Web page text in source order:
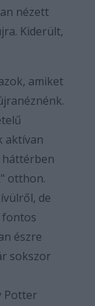
nézett
Kiderült,
amiket
aktívan
háttérben
otthon.
de
fontos
észre
sokszor
Potter